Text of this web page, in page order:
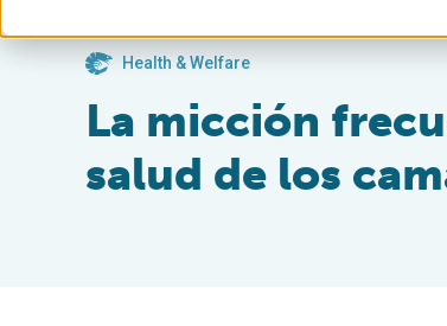
Health & Welfare
La micción
salud de los